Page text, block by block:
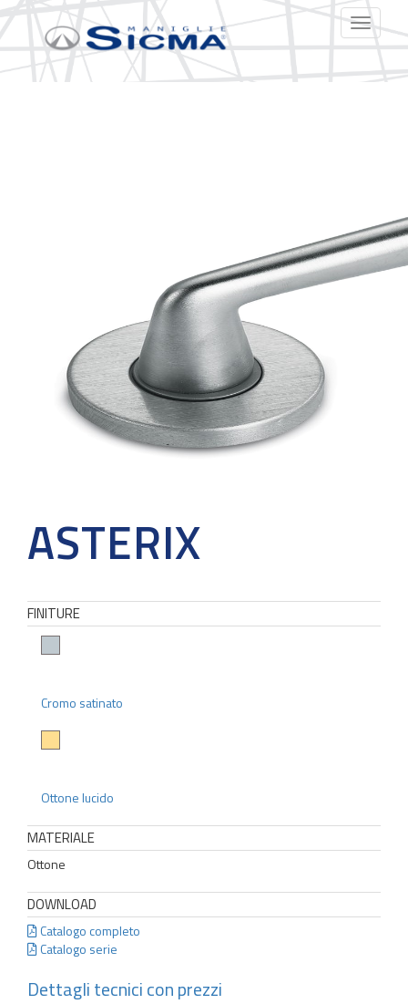
ASTERIX
FINITURE
Cromo satinato
Ottone lucido
MATERIALE
Ottone
DOWNLOAD
Catalogo completo
Catalogo serie
Dettagli tecnici con prezzi